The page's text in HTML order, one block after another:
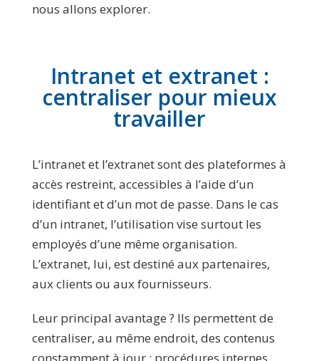
nous allons explorer.
Intranet et extranet :
centraliser pour mieux
travailler
L’intranet et l’extranet sont des plateformes à
accès restreint, accessibles à l’aide d’un
identifiant et d’un mot de passe. Dans le cas
d’un intranet, l’utilisation vise surtout les
employés d’une même organisation.
L’extranet, lui, est destiné aux partenaires,
aux clients ou aux fournisseurs.
Leur principal avantage ? Ils permettent de
centraliser, au même endroit, des contenus